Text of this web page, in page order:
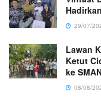
29/07/
Lawan
Ketut
ke
08/08/